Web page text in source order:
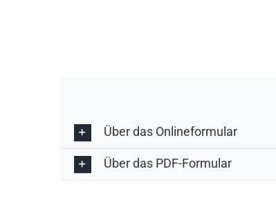
Über das Onlineformular
Über das PDF-Formular